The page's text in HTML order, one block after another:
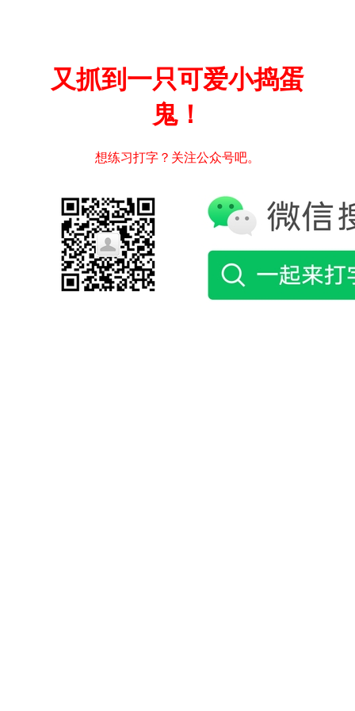
又抓到一只可爱小捣蛋
鬼！
想练习打字？关注公众号吧。